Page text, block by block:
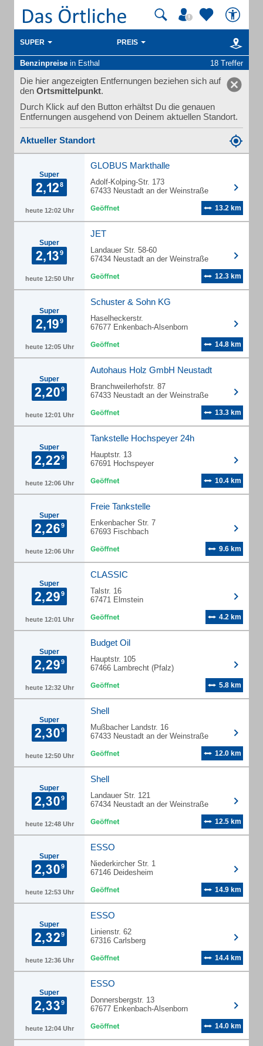
SUPER PREIS
Benzinpreise in Esthal 18 Treffer
Die hier angezeigten Entfernungen beziehen sich auf
den Ortsmittelpunkt.
Durch Klick auf den Button erhältst Du die genauen
Entfernungen ausgehend von Deinem aktuellen Standort.
Aktueller Standort
Super
heute 12:02 Uhr
GLOBUS Markthalle
Adolf-Kolping-Str. 173
67433 Neustadt an der Weinstraße
13.2 km
Super
heute 12:50 Uhr
JET
Landauer Str. 58-60
67434 Neustadt an der Weinstraße
12.3 km
Super
heute 12:05 Uhr
Schuster & Sohn KG
Haselheckerstr.
67677 Enkenbach-Alsenborn
14.8 km
Super
heute 12:01 Uhr
Autohaus Holz GmbH Neustadt
Branchweilerhofstr. 87
67433 Neustadt an der Weinstraße
13.3 km
Super
heute 12:06 Uhr
Tankstelle Hochspeyer 24h
Hauptstr. 13
67691 Hochspeyer
10.4 km
Super
heute 12:06 Uhr
Freie Tankstelle
Enkenbacher Str. 7
67693 Fischbach
9.6 km
Super
heute 12:01 Uhr
CLASSIC
Talstr. 16
67471 Elmstein
4.2 km
Super
heute 12:32 Uhr
Budget Oil
Hauptstr. 105
67466 Lambrecht (Pfalz)
5.8 km
Super
heute 12:50 Uhr
Shell
Mußbacher Landstr. 16
67433 Neustadt an der Weinstraße
12.0 km
Super
heute 12:48 Uhr
Shell
Landauer Str. 121
67434 Neustadt an der Weinstraße
12.5 km
Super
heute 12:53 Uhr
ESSO
Niederkircher Str. 1
67146 Deidesheim
14.9 km
Super
heute 12:36 Uhr
ESSO
Linienstr. 62
67316 Carlsberg
14.4 km
Super
heute 12:04 Uhr
ESSO
Donnersbergstr. 13
67677 Enkenbach-Alsenborn
14.0 km